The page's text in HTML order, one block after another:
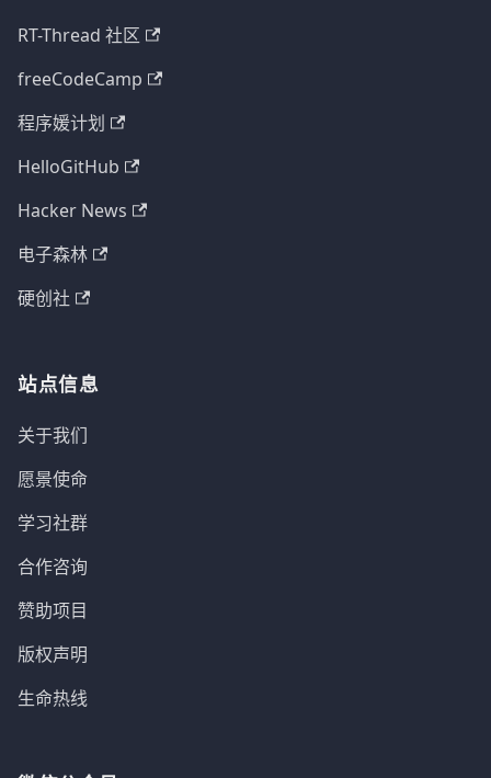
RT-Thread 社区
freeCodeCamp
程序媛计划
HelloGitHub
Hacker News
电子森林
硬创社
站点信息
关于我们
愿景使命
学习社群
合作咨询
赞助项目
版权声明
生命热线